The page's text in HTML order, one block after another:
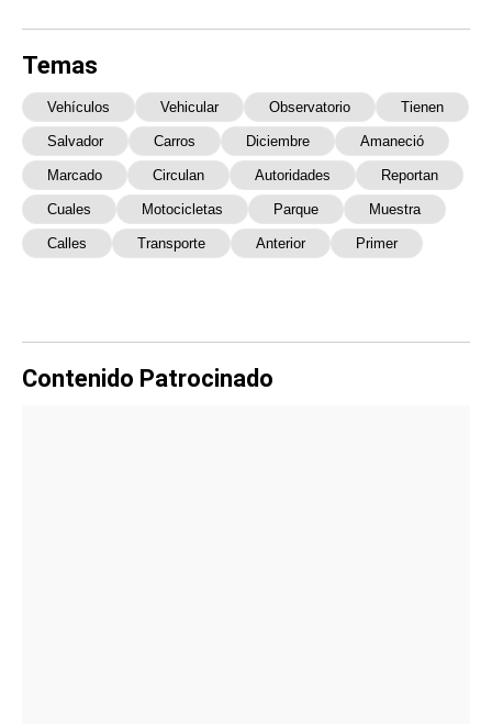
Temas
Vehículos Vehicular Observatorio Tienen
Salvador Carros Diciembre Amaneció
Marcado Circulan Autoridades Reportan
Cuales Motocicletas Parque Muestra
Calles Transporte Anterior Primer
Contenido Patrocinado